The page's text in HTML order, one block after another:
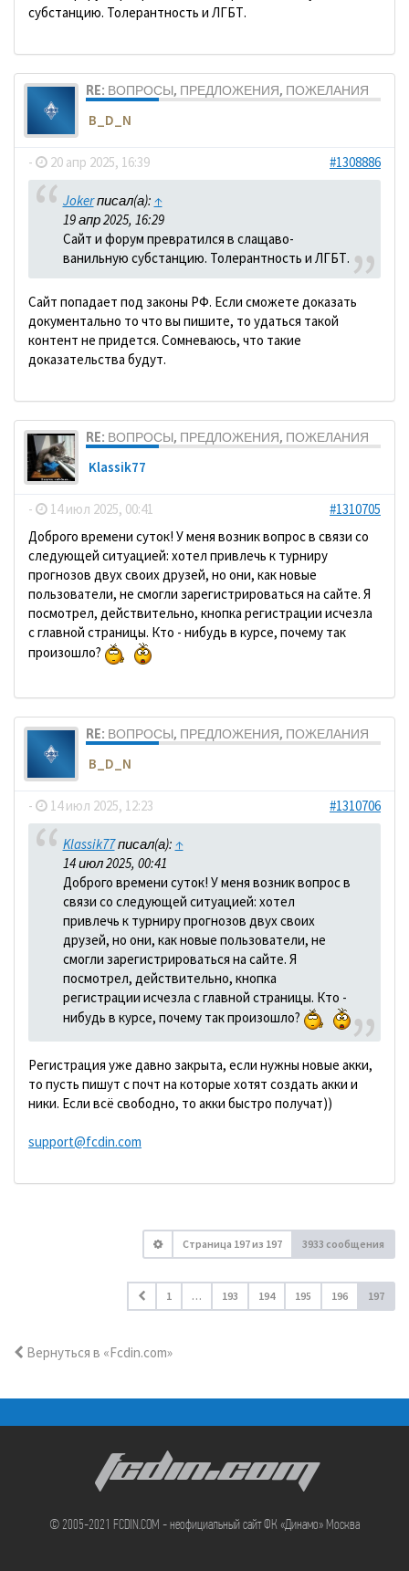
субстанцию. Толерантность и ЛГБТ.
RE: ВОПРОСЫ, ПРЕДЛОЖЕНИЯ, ПОЖЕЛАНИЯ
B_D_N
- 20 апр 2025, 16:39 #1308886
Jokerписал(а): ↑
19 апр 2025, 16:29
Сайт и форум превратился в слащаво-
ванильную субстанцию. Толерантность и ЛГБТ.
Сайт попадает под законы РФ. Если сможете доказать
документально то что вы пишите, то удаться такой
контент не придется. Сомневаюсь, что такие
доказательства будут.
RE: ВОПРОСЫ, ПРЕДЛОЖЕНИЯ, ПОЖЕЛАНИЯ
Klassik77
- 14 июл 2025, 00:41
#1310705
Доброго времени суток! У меня возник вопрос в связи со
следующей ситуацией: хотел привлечь к турниру
прогнозов двух своих друзей, но они, как новые
пользователи, не смогли зарегистрироваться на сайте. Я
посмотрел, действительно, кнопка регистрации исчезла
с главной страницы. Кто - нибудь в курсе, почему так
произошло?
RE: ВОПРОСЫ, ПРЕДЛОЖЕНИЯ, ПОЖЕЛАНИЯ
B_D_N
- 14 июл 2025, 12:23 #1310706
Klassik77писал(а): ↑
14 июл 2025, 00:41
Доброго времени суток! У меня возник вопрос в
связи со следующей ситуацией: хотел
привлечь к турниру прогнозов двух своих
друзей, но они, как новые пользователи, не
смогли зарегистрироваться на сайте. Я
посмотрел, действительно, кнопка
регистрации исчезла с главной страницы. Кто -
нибудь в курсе, почему так произошло?
Регистрация уже давно закрыта, если нужны новые акки,
то пусть пишут с почт на которые хотят создать акки и
ники. Если всё свободно, то акки быстро получат))
support@fcdin.com
Страница 197из 197 3933 сообщения
1 … 193 194 195 196 197
Вернуться в «Fcdin.com»
FCDIN.COM
© 2005-2021 FCDIN.COM - неофициальный сайт ФК «Динамо» Москва